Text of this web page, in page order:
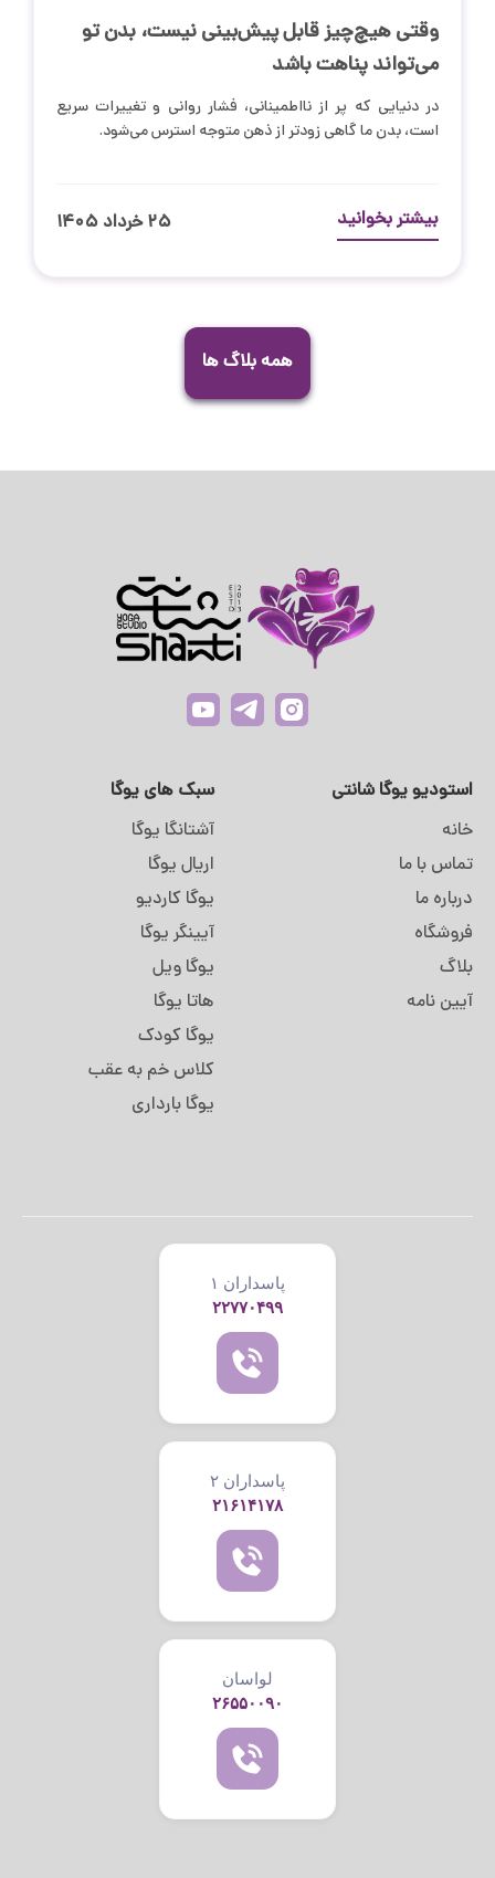
وقتی هیچ‌چیز قابل پیش‌بینی نیست، بدن تو
می‌تواند پناهت باشد
در دنیایی که پر از نااطمینانی، فشار روانی و تغییرات سریع
است، بدن ما گاهی زودتر از ذهن متوجه استرس می‌شود.
بیشتر بخوانید ۲۵ خرداد ۱۴۰۵
همه بلاگ ها
استودیو یوگا شانتی
خانه
تماس با ما
درباره ما
فروشگاه
بلاگ
آیین نامه
سبک های یوگا
آشتانگا یوگا
اریال یوگا
یوگا کاردیو
آیینگر یوگا
یوگا ویل
هاتا یوگا
یوگا کودک
کلاس خم به عقب
یوگا بارداری
پاسداران ۱
۲۲۷۷۰۴۹۹
پاسداران ۲
۲۱۶۱۴۱۷۸
لواسان
۲۶۵۵۰۰۹۰